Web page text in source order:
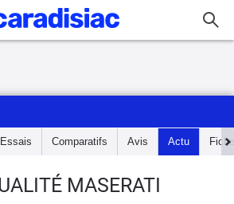
Essais Comparatifs Avis Actu
MASERATI